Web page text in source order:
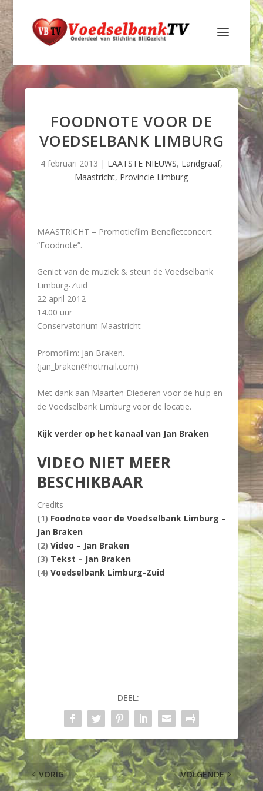
FOODNOTE VOOR DE
VOEDSELBANK LIMBURG
4 februari 2013 | LAATSTE NIEUWS, Landgraaf,
Maastricht, Provincie Limburg
MAASTRICHT – Promotiefilm Benefietconcert
“Foodnote”.
Geniet van de muziek & steun de Voedselbank
Limburg-Zuid
22 april 2012
14.00 uur
Conservatorium Maastricht
Promofilm: Jan Braken.
(jan_braken@hotmail.com)
Met dank aan Maarten Diederen voor de hulp en
de Voedselbank Limburg voor de locatie.
Kijk verder op het kanaal van Jan Braken
VIDEO NIET MEER
BESCHIKBAAR
Credits
(1) Foodnote voor de Voedselbank Limburg –
Jan Braken
(2) Video – Jan Braken
(3) Tekst – Jan Braken
(4) Voedselbank Limburg-Zuid
DEEL:
VORIG VOLGENDE